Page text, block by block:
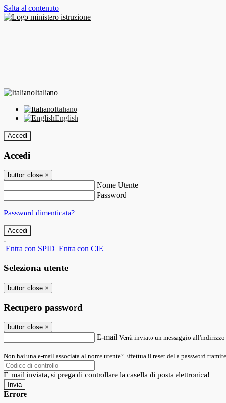
Salta al contenuto
Italiano
Italiano
English
Accedi
Accedi
button close ×
Nome Utente
Password
Password dimenticata?
-
Entra con SPID Entra con CIE
Seleziona utente
button close ×
Recupero password
button close ×
E-mail Verrà inviato un messaggio
Non hai una e-mail associata al nome utente? Effettua il reset della password
E-mail inviata, si prega di controllare la casella di posta elettronica!
Errore